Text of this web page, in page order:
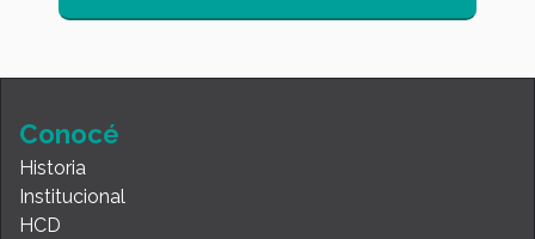
Conocé
Historia
Institucional
HCD